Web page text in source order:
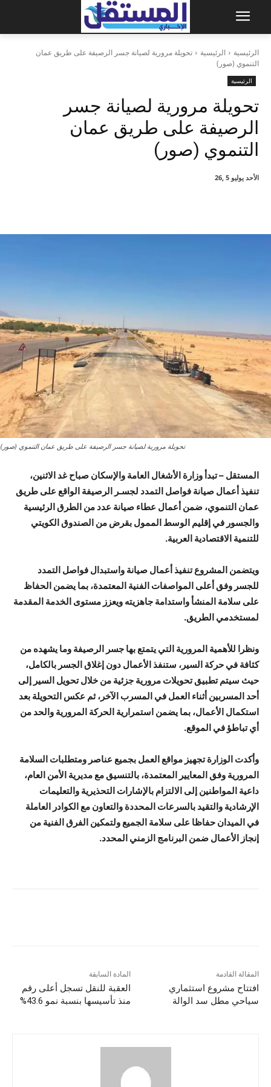
الرئيسية الرئيسية
تحويلة مرورية لصيانة جسر الرصيفة على طريق عمان
التنموي (صور)
الرئيسية
تحويلة مرورية لصيانة جسر
الرصيفة على طريق عمان
التنموي (صور)
الأحد يوليو 5 ,26
تحويلة مرورية لصيانة جسر الرصيفة على طريق عمان التنموي (صور)
المستقل – تبدأ وزارة الأشغال العامة والإسكان صباح غد الاثنين،
تنفيذ أعمال صيانة فواصل التمدد لجسـر الرصيفة الواقع على طريق
عمان التنموي، ضمن أعمال عطاء صيانة عدد من الطرق الرئيسية
والجسور في إقليم الوسط الممول بقرض من الصندوق الكويتي
للتنمية الاقتصادية العربية.
​ويتضمن المشروع تنفيذ أعمال صيانة واستبدال فواصل التمدد
للجسر وفق أعلى المواصفات الفنية المعتمدة، بما يضمن الحفاظ
على سلامة المنشأ واستدامة جاهزيته ويعزز مستوى الخدمة المقدمة
لمستخدمي الطريق.
​ونظرا للأهمية المرورية التي يتمتع بها جسر الرصيفة وما يشهده من
كثافة في حركة السير، ستنفذ الأعمال دون إغلاق الجسر بالكامل،
حيث سيتم تطبيق تحويلات مرورية جزئية من خلال تحويل السير إلى
أحد المسربين أثناء العمل في المسرب الآخر، ثم عكس التحويلة بعد
استكمال الأعمال، بما يضمن استمرارية الحركة المرورية والحد من
أي تباطؤ في الموقع.
​وأكدت الوزارة تجهيز مواقع العمل بجميع عناصر ومتطلبات السلامة
المرورية وفق المعايير المعتمدة، بالتنسيق مع مديرية الأمن العام،
داعية المواطنين إلى الالتزام بالإشارات التحذيرية والتعليمات
الإرشادية والتقيد بالسرعات المحددة والتعاون مع الكوادر العاملة
في الميدان حفاظا على سلامة الجميع ولتمكين الفرق الفنية من
إنجاز الأعمال ضمن البرنامج الزمني المحدد.
المادة السابقة
العقبة للنقل تسجل أعلى رقم
منذ تأسيسها بنسبة نمو 43.6%
المقالة القادمة
افتتاح مشروع استثماري
سياحي مطل سد الوالة